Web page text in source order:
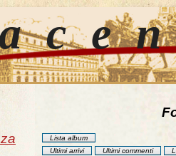
Lista album
Ultimi arrivi
Ultimi commenti